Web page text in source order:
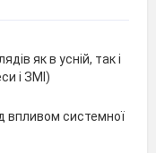
як в усній, так і
і ЗМІ)
впливом системної